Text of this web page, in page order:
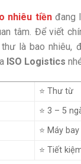
nhiêu tiềnđang
tâm. Để viết
là bao nhiêu,
ISO Logistics
⭐ Thư từ
⭐ 3 – 5
⭐ Máy bay
⭐ Tiết